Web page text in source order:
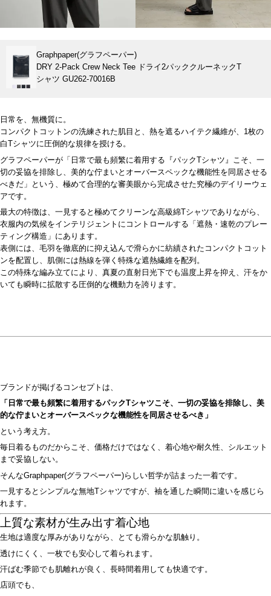
Graphpaper(グラフペーパー)
DRY 2-Pack Crew Neck Tee ドライ2パッククルーネックT
シャツ GU262-70016B
日常を、無機質に。
コンパクトコットンの洗練された肌目と、熱を遮るハイテク繊維が、1枚の
白Tシャツに圧倒的な規律を授ける。
グラフペーパーが「日常で最も頻繁に着用する『パックTシャツ』こそ、一
切の妥協を排除し、美的な佇まいとオーバースペックな機能性を同居させる
べきだ」という、極めて合理的な審美眼から完成させた究極のデイリーウェ
アです。
最大の特徴は、一見すると極めてクリーンな高級綿Tシャツでありながら、
衣服内の気候をインテリジェントにコントロールする「遮熱・速乾のプレー
ティング構造」にあります。
表側には、毛羽を徹底的に抑え込んで滑らかに紡績されたコンパクトコット
ンを配置し、肌側には熱線を弾く特殊な遮熱繊維を配列。
この特殊な編み立てにより、真夏の直射日光下でも温度上昇を抑え、汗をか
いても瞬時に拡散する圧倒的な機動力を誇ります。
ブランドが掲げるコンセプトは、
「日常で最も頻繁に着用するパックTシャツこそ、一切の妥協を排除し、美
的な佇まいとオーバースペックな機能性を同居させるべき」
という考え方。
毎日着るものだからこそ、価格だけではなく、着心地や耐久性、シルエット
まで妥協しない。
そんなGraphpaper(グラフペーパー)らしい哲学が詰まった一着です。
一見するとシンプルな無地Tシャツですが、袖を通した瞬間に違いを感じら
れます。
上質な素材が生み出す着心地
生地は適度な厚みがありながら、とても滑らかな肌触り。
透けにくく、一枚でも安心して着られます。
汗ばむ季節でも肌離れが良く、長時間着用しても快適です。
店頭でも、